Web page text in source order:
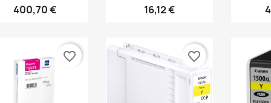
400,70 € 16,12 €
favorite_border favorite_border